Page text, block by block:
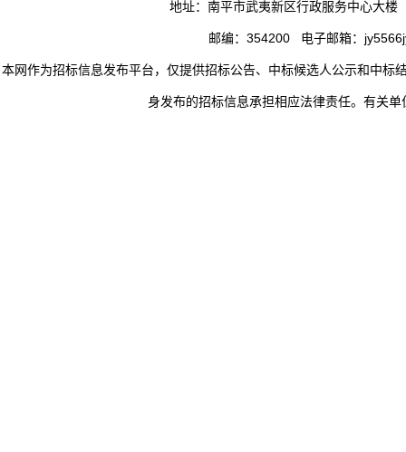
地址：南平市武夷新区行政服务中心大
邮编：354200 电子邮箱：
本网作为招标信息发布平台，仅提供招标公告、中标候选人公示和中
身发布的招标信息承担相应法律责任。有关